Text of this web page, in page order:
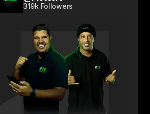
319k Followers